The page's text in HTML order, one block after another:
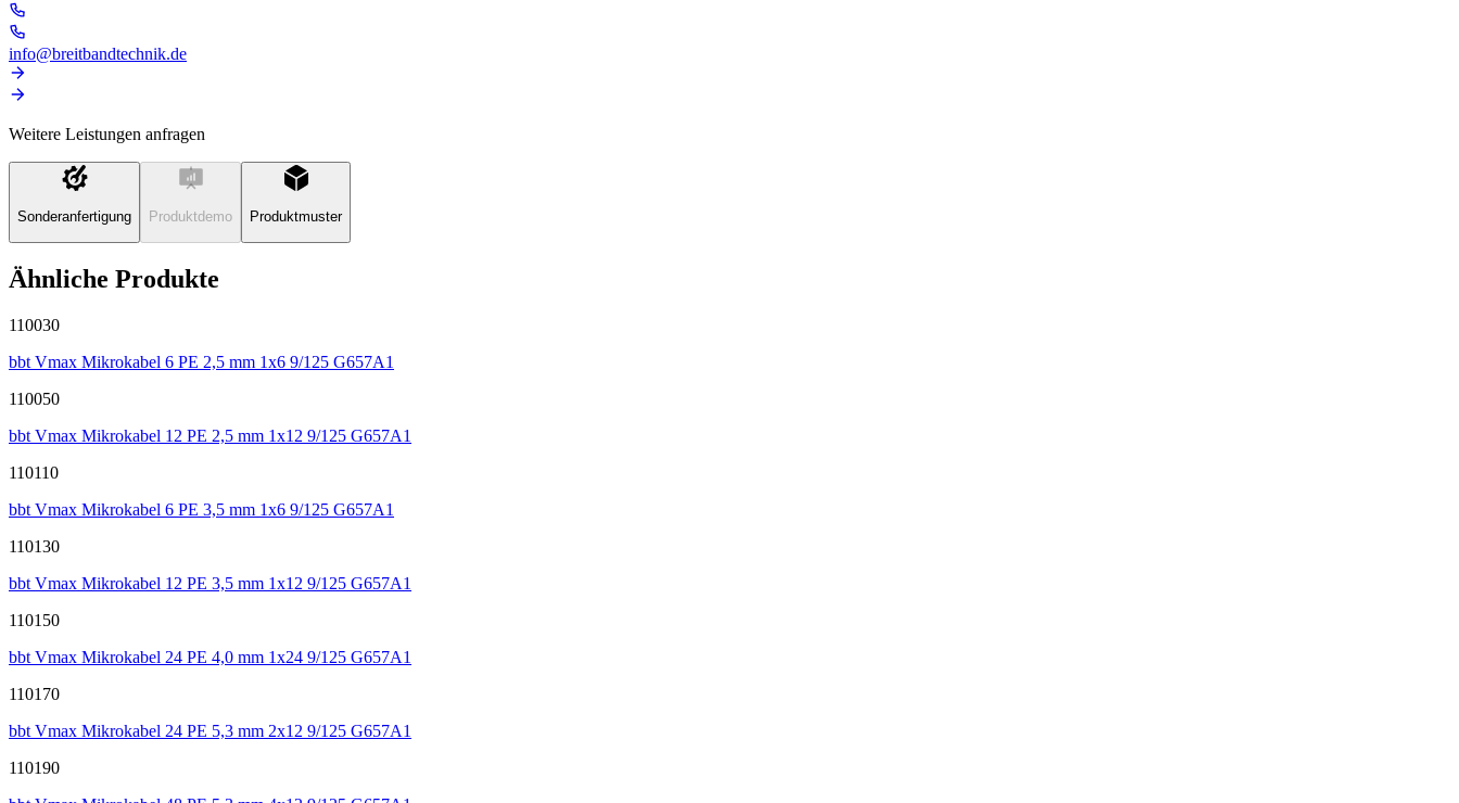
info@breitbandtechnik.de
Weitere Leistungen anfragen
Sonderanfertigung Produktdemo Produktmuster
Ähnliche Produkte
110030
bbt Vmax Mikrokabel 6 PE 2,5 mm 1x6 9/125 G657A1
110050
bbt Vmax Mikrokabel 12 PE 2,5 mm 1x12 9/125 G657A1
110110
bbt Vmax Mikrokabel 6 PE 3,5 mm 1x6 9/125 G657A1
110130
bbt Vmax Mikrokabel 12 PE 3,5 mm 1x12 9/125 G657A1
110150
bbt Vmax Mikrokabel 24 PE 4,0 mm 1x24 9/125 G657A1
110170
bbt Vmax Mikrokabel 24 PE 5,3 mm 2x12 9/125 G657A1
110190